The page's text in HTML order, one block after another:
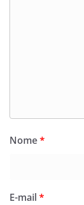
Nome*
E-mail*